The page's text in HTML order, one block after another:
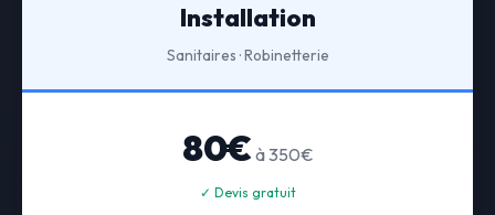
Installation
Sanitaires · Robinetterie
80€ à 350€
✓ Devis gratuit